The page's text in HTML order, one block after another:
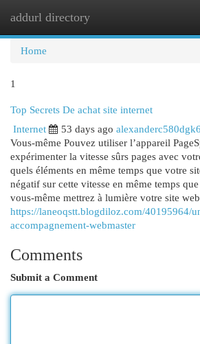
addurl directory
Home
1
Top Secrets De achat site internet
Internet
53 days ago alexanderc580dgk6
Vous-même Pouvez utiliser l’appareil
expérimenter la vitesse sûrs pages avec
quels éléments en même temps que votre
négatif sur cette vitesse en même temps
vous-même mettrez à lumière votre site
https://laneoqstt.blogdiloz.com/40195964/
accompagnement-webmaster
Comments
Submit a Comment